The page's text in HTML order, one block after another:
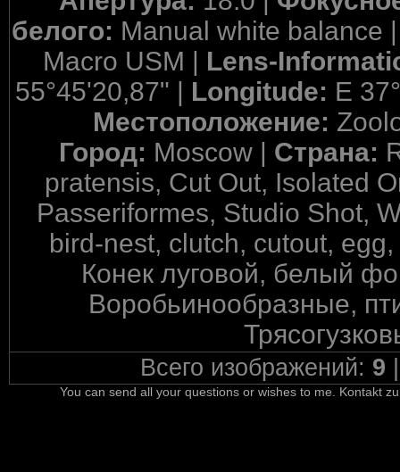
белого: Manual white balance
Macro USM | Lens-
55°45'20,87" | Longitude: E
Местоположение:
Город: Moscow | Страна:
pratensis, Cut Out, Isolated
Passeriformes, Studio Shot,
bird-nest, clutch, cutout,
Конек луговой, белый
Воробьинообразные,
Всего изображений: 9
You can send all your questions or wishes to me. Kontakt